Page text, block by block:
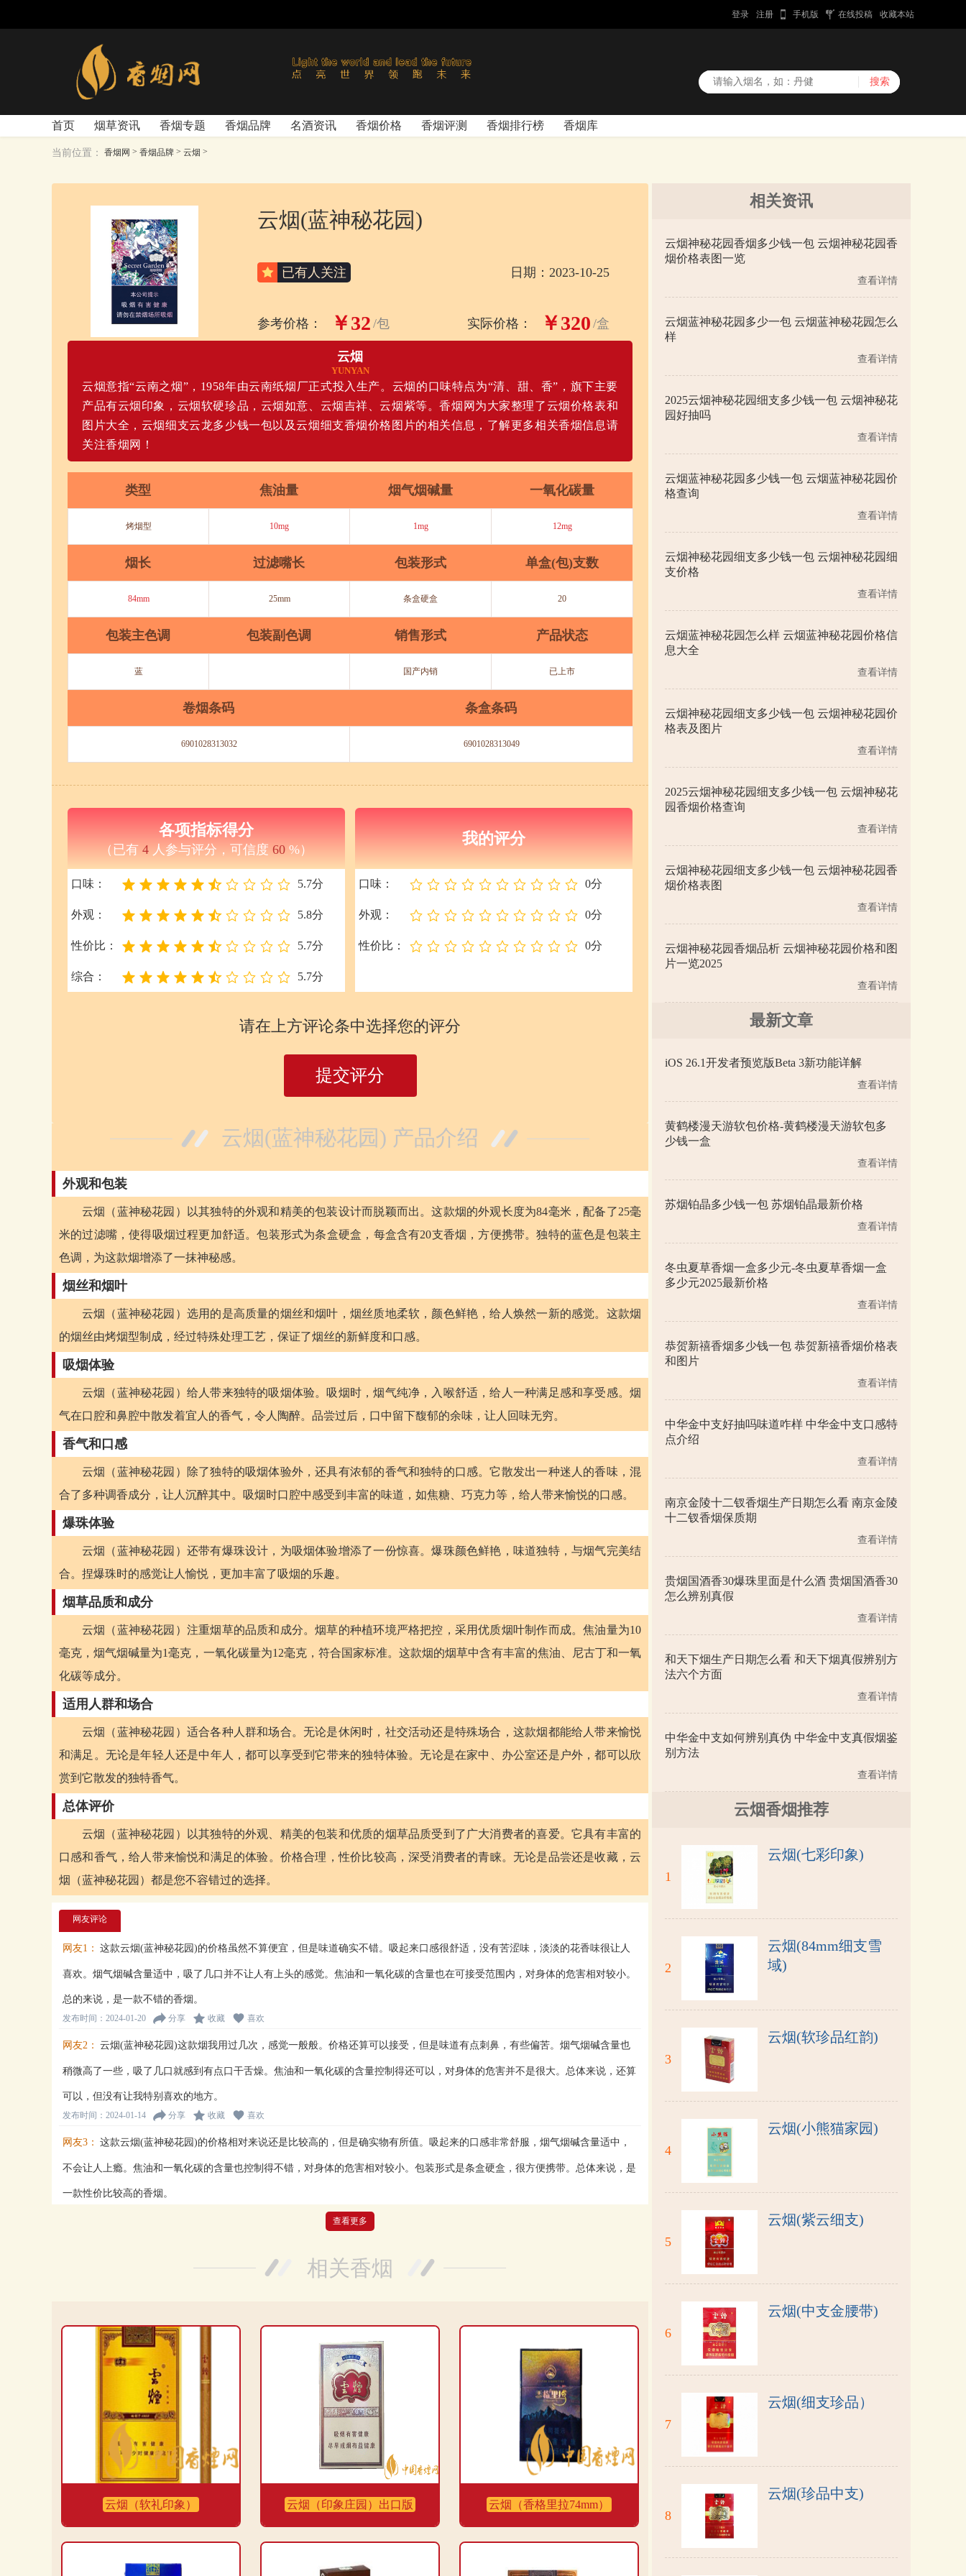
登录 注册 手机版 在线投稿 收藏本站
首页 烟草资讯 香烟专题 香烟品牌 名酒资讯 香烟价格 香烟评测 香烟排行榜 香烟库
当前位置： 香烟网 > 香烟品牌 > 云烟 >
云烟(蓝神秘花园)
已有人关注 日期：2023-10-25
参考价格： ￥32 /包 实际价格： ￥320 /盒
云烟
YUNYAN
云烟意指“云南之烟”，1958年由云南纸烟厂正式投入生产。云烟的口味特点为“清、甜、香”，旗下主要
产品有云烟印象，云烟软硬珍品，云烟如意、云烟吉祥、云烟紫等。香烟网为大家整理了云烟价格表和
图片大全，云烟细支云龙多少钱一包以及云烟细支香烟价格图片的相关信息，了解更多相关香烟信息请
关注香烟网！
类型 焦油量 烟气烟碱量 一氧化碳量
烤烟型 10mg 1mg 12mg
烟长 过滤嘴长 包装形式 单盒(包)支数
84mm 25mm 条盒硬盒 20
包装主色调 包装副色调 销售形式 产品状态
蓝 国产内销 已上市
卷烟条码 条盒条码
6901028313032 6901028313049
各项指标得分
（已有 4 人参与评分，可信度 60 %）
口味： 5.7分
外观： 5.8分
性价比： 5.7分
综合： 5.7分
我的评分
口味： 0分
外观： 0分
性价比： 0分
请在上方评论条中选择您的评分
提交评分
云烟(蓝神秘花园) 产品介绍
外观和包装
云烟（蓝神秘花园）以其独特的外观和精美的包装设计而脱颖而出。这款烟的外观长度为84毫米，配备了25毫
米的过滤嘴，使得吸烟过程更加舒适。包装形式为条盒硬盒，每盒含有20支香烟，方便携带。独特的蓝色是包装主
色调，为这款烟增添了一抹神秘感。
烟丝和烟叶
云烟（蓝神秘花园）选用的是高质量的烟丝和烟叶，烟丝质地柔软，颜色鲜艳，给人焕然一新的感觉。这款烟
的烟丝由烤烟型制成，经过特殊处理工艺，保证了烟丝的新鲜度和口感。
吸烟体验
云烟（蓝神秘花园）给人带来独特的吸烟体验。吸烟时，烟气纯净，入喉舒适，给人一种满足感和享受感。烟
气在口腔和鼻腔中散发着宜人的香气，令人陶醉。品尝过后，口中留下馥郁的余味，让人回味无穷。
香气和口感
云烟（蓝神秘花园）除了独特的吸烟体验外，还具有浓郁的香气和独特的口感。它散发出一种迷人的香味，混
合了多种调香成分，让人沉醉其中。吸烟时口腔中感受到丰富的味道，如焦糖、巧克力等，给人带来愉悦的口感。
爆珠体验
云烟（蓝神秘花园）还带有爆珠设计，为吸烟体验增添了一份惊喜。爆珠颜色鲜艳，味道独特，与烟气完美结
合。捏爆珠时的感觉让人愉悦，更加丰富了吸烟的乐趣。
烟草品质和成分
云烟（蓝神秘花园）注重烟草的品质和成分。烟草的种植环境严格把控，采用优质烟叶制作而成。焦油量为10
毫克，烟气烟碱量为1毫克，一氧化碳量为12毫克，符合国家标准。这款烟的烟草中含有丰富的焦油、尼古丁和一氧
化碳等成分。
适用人群和场合
云烟（蓝神秘花园）适合各种人群和场合。无论是休闲时，社交活动还是特殊场合，这款烟都能给人带来愉悦
和满足。无论是年轻人还是中年人，都可以享受到它带来的独特体验。无论是在家中、办公室还是户外，都可以欣
赏到它散发的独特香气。
总体评价
云烟（蓝神秘花园）以其独特的外观、精美的包装和优质的烟草品质受到了广大消费者的喜爱。它具有丰富的
口感和香气，给人带来愉悦和满足的体验。价格合理，性价比较高，深受消费者的青睐。无论是品尝还是收藏，云
烟（蓝神秘花园）都是您不容错过的选择。
网友评论
网友1： 这款云烟(蓝神秘花园)的价格虽然不算便宜，但是味道确实不错。吸起来口感很舒适，没有苦涩味，淡淡的花香味很让人
喜欢。烟气烟碱含量适中，吸了几口并不让人有上头的感觉。焦油和一氧化碳的含量也在可接受范围内，对身体的危害相对较小。
总的来说，是一款不错的香烟。
发布时间：2024-01-20 分享 收藏 喜欢
网友2： 云烟(蓝神秘花园)这款烟我用过几次，感觉一般般。价格还算可以接受，但是味道有点刺鼻，有些偏苦。烟气烟碱含量也
稍微高了一些，吸了几口就感到有点口干舌燥。焦油和一氧化碳的含量控制得还可以，对身体的危害并不是很大。总体来说，还算
可以，但没有让我特别喜欢的地方。
发布时间：2024-01-14 分享 收藏 喜欢
网友3： 这款云烟(蓝神秘花园)的价格相对来说还是比较高的，但是确实物有所值。吸起来的口感非常舒服，烟气烟碱含量适中，
不会让人上瘾。焦油和一氧化碳的含量也控制得不错，对身体的危害相对较小。包装形式是条盒硬盒，很方便携带。总体来说，是
一款性价比较高的香烟。
然焦油和一氧化碳的含量还在控制范围内，但是烟气烟碱含量有点高，吸了几口就感到有点晕了。而且包装形式是硬盒，不太好装
这款云烟(蓝神秘花园)真的很不错，价格也不贵。烟感很好，一口下去就感受到了淡淡的花香味，非常舒适。烟气烟碱含
量适中，不会让人上头，但是又足够让人感到满足。焦油量和一氧化碳量也控制得很好，对身体的危害较小。整体来说，是我非常
分享
查看更多
相关香烟
云烟（软礼印象） 云烟（印象庄园）出口版 云烟（香格里拉74mm）
相关资讯
云烟神秘花园香烟多少钱一包 云烟神秘花园香
烟价格表图一览
查看详情
云烟蓝神秘花园多少一包 云烟蓝神秘花园怎么
样
查看详情
2025云烟神秘花园细支多少钱一包 云烟神秘花
园好抽吗
查看详情
云烟蓝神秘花园多少钱一包 云烟蓝神秘花园价
格查询
查看详情
云烟神秘花园细支多少钱一包 云烟神秘花园细
支价格
查看详情
云烟蓝神秘花园怎么样 云烟蓝神秘花园价格信
息大全
查看详情
云烟神秘花园细支多少钱一包 云烟神秘花园价
格表及图片
查看详情
2025云烟神秘花园细支多少钱一包 云烟神秘花
园香烟价格查询
查看详情
云烟神秘花园细支多少钱一包 云烟神秘花园香
烟价格表图
查看详情
云烟神秘花园香烟品析 云烟神秘花园价格和图
片一览2025
查看详情
最新文章
iOS 26.1开发者预览版Beta 3新功能详解
查看详情
黄鹤楼漫天游软包价格-黄鹤楼漫天游软包多
少钱一盒
查看详情
苏烟铂晶多少钱一包 苏烟铂晶最新价格
查看详情
冬虫夏草香烟一盒多少元-冬虫夏草香烟一盒
多少元2025最新价格
查看详情
恭贺新禧香烟多少钱一包 恭贺新禧香烟价格表
和图片
查看详情
中华金中支好抽吗味道咋样 中华金中支口感特
点介绍
查看详情
南京金陵十二钗香烟生产日期怎么看 南京金陵
十二钗香烟保质期
查看详情
贵烟国酒香30爆珠里面是什么酒 贵烟国酒香30
怎么辨别真假
查看详情
和天下烟生产日期怎么看 和天下烟真假辨别方
法六个方面
查看详情
中华金中支如何辨别真伪 中华金中支真假烟鉴
别方法
查看详情
云烟香烟推荐
1
云烟(七彩印象)
2
云烟(84mm细支雪
域)
3
云烟(软珍品红韵)
4
云烟(小熊猫家园)
5
云烟(紫云细支)
6
云烟(中支金腰带)
7
云烟(细支珍品）
8
云烟(珍品中支)